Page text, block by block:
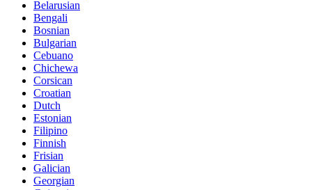
Belarusian
Bengali
Bosnian
Bulgarian
Cebuano
Chichewa
Corsican
Croatian
Dutch
Estonian
Filipino
Finnish
Frisian
Galician
Georgian